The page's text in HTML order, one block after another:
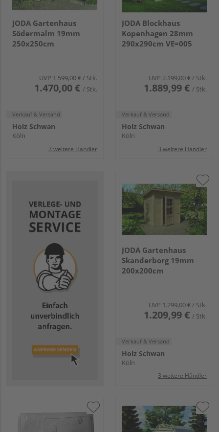
JODA Gartenhaus
Södermalm 19mm
250x250cm
UVP 1.599,00 €/ Stk.
1.470,00 € / Stk.
Verkauf & Versand
Holz Schwan
Köln
3 weitere Händler
JODA Blockhaus
Kopenhagen 28mm
290x290cm VE=005
UVP 2.199,00 €/ Stk.
1.889,99 € / Stk.
Verkauf & Versand
Holz Schwan
Köln
3 weitere Händler
JODA Gartenhaus
Skanderborg 19mm
200x200cm
UVP 1.299,00 €/ Stk.
1.209,99 € / Stk.
Verkauf & Versand
Holz Schwan
Köln
3 weitere Händler